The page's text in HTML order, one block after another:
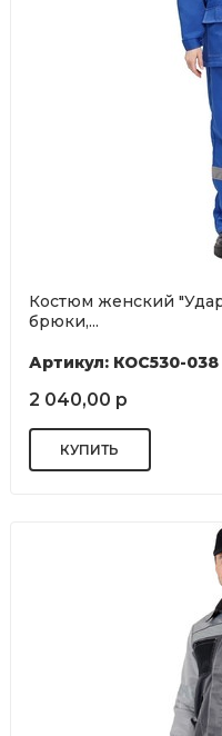
Костюм женский
брюки,...
Артикул: КОС530-038
2 040,00 р